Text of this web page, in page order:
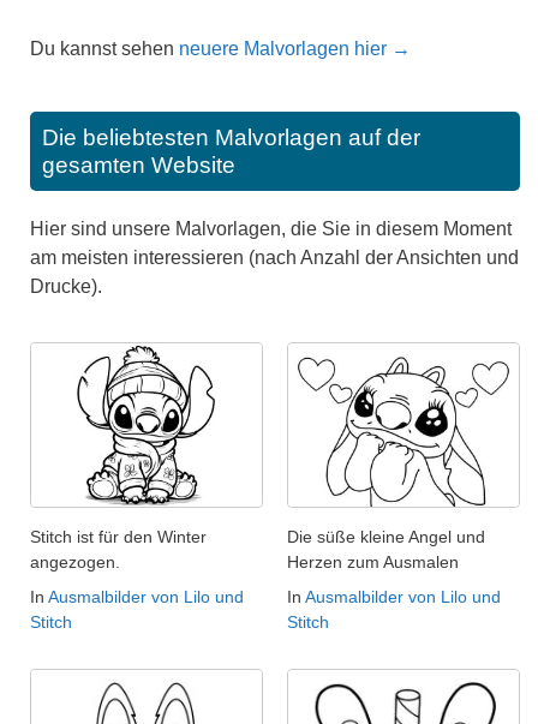
Du kannst sehen neuere Malvorlagen hier →
Die beliebtesten Malvorlagen auf der
gesamten Website
Hier sind unsere Malvorlagen, die Sie in diesem Moment
am meisten interessieren (nach Anzahl der Ansichten und
Drucke).
Stitch ist für den Winter
angezogen.
In Ausmalbilder von Lilo und
Stitch
Die süße kleine Angel und
Herzen zum Ausmalen
In Ausmalbilder von Lilo und
Stitch